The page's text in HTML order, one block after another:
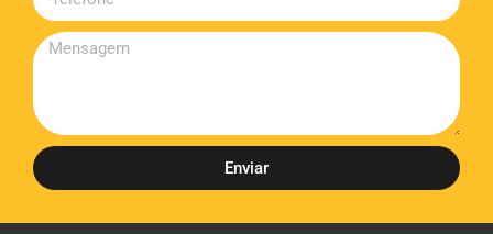
Enviar